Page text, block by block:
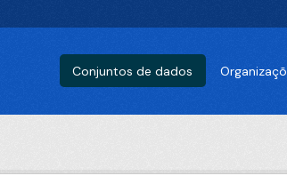
Conjuntos de dados